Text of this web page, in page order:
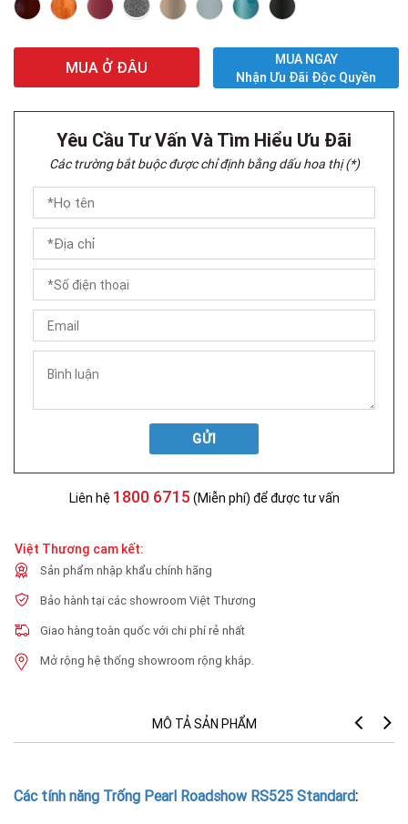
MUA Ở ĐÂU
MUA NGAY
Nhận Ưu Đãi Độc Quyền
Yêu Cầu Tư Vấn Và Tìm Hiểu Ưu Đãi
Các trường bắt buộc được chỉ định bằng dấu hoa thị (*)
GỬI
Liên hệ 1800 6715 (Miễn phí) để được tư vấn
Việt Thương cam kết:
Sản phẩm nhập khẩu chính hãng
Bảo hành tại các showroom Việt Thương
Giao hàng toàn quốc với chi phí rẻ nhất
Mở rộng hệ thống showroom rộng khắp.
MÔ TẢ SẢN PHẨM
Các tính năng Trống Pearl Roadshow RS525 Standard: